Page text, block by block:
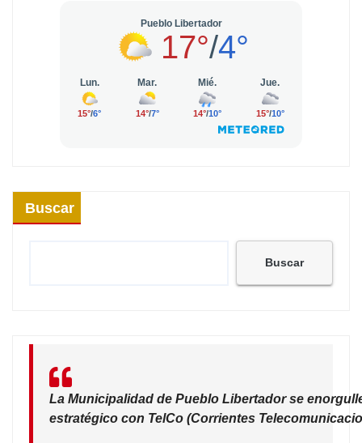
Buscar
Buscar
La Municipalidad de Pueblo Libertador se
estratégico con TelCo (Corrientes